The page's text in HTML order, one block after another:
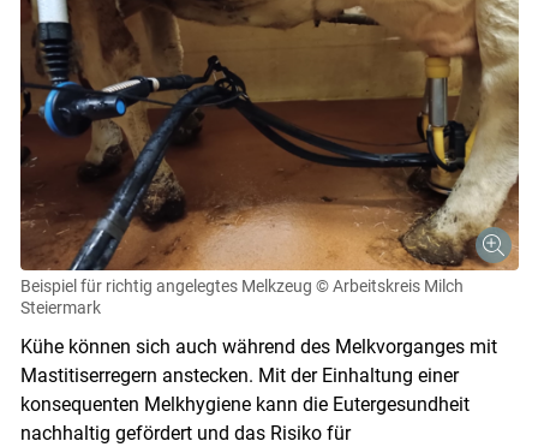
Beispiel für richtig angelegtes Melkzeug © Arbeitskreis Milch
Steiermark
Kühe können sich auch während des Melkvorganges mit
Mastitiserregern anstecken. Mit der Einhaltung einer
konsequenten Melkhygiene kann die Eutergesundheit
nachhaltig gefördert und das Risiko für